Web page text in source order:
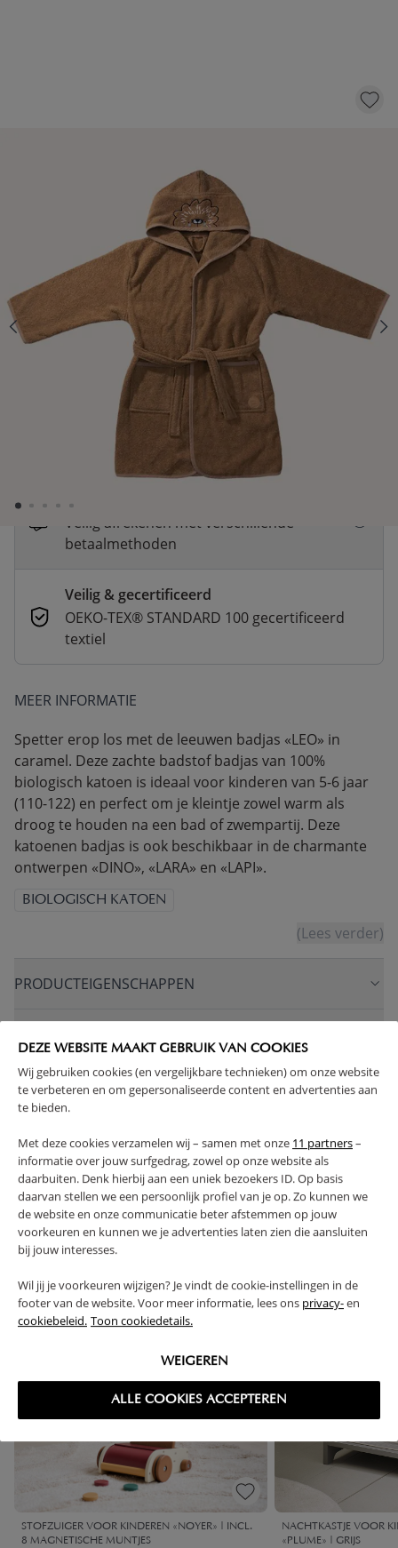
DEZE WEBSITE MAAKT GEBRUIK VAN COOKIES
Wij gebruiken cookies (en vergelijkbare technieken) om onze website
te verbeteren en om gepersonaliseerde content en advertenties aan
te bieden.
Met deze cookies verzamelen wij – samen met onze 11 partners–
informatie over jouw surfgedrag, zowel op onze website als
daarbuiten. Denk hierbij aan een uniek bezoekers ID. Op basis
daarvan stellen we een persoonlijk profiel van je op. Zo kunnen we
de website en onze communicatie beter afstemmen op jouw
voorkeuren en kunnen we je advertenties laten zien die aansluiten
bij jouw interesses.
Wil jij je voorkeuren wijzigen? Je vindt de cookie-instellingen in de
footer van de website. Voor meer informatie, lees ons privacy-en
cookiebeleid. Toon cookiedetails.
WEIGEREN
ALLE COOKIES ACCEPTEREN
Aantal KLIK EN BESTEL
Op voorraad
Snelle levering
Voor 23:00 besteld, dezelfde dag
verzonden
Betaal nu of in 3 delen
Veilig afrekenen met verschillende
betaalmethoden
Veilig & gecertificeerd
OEKO-TEX® STANDARD 100 gecertificeerd
textiel
MEER INFORMATIE
Spetter erop los met de leeuwen badjas «LEO» in
caramel. Deze zachte badstof badjas van 100%
biologisch katoen is ideaal voor kinderen van 5-6 jaar
(110-122) en perfect om je kleintje zowel warm als
droog te houden na een bad of zwempartij. Deze
katoenen badjas is ook beschikbaar in de charmante
ontwerpen «DINO», «LARA» en «LAPI».
BIOLOGISCH KATOEN
(Lees verder)
PRODUCTEIGENSCHAPPEN
RETOUREN
High-contrast mode
VAAK SAMEN GEKOCHT
STOFZUIGER VOOR KINDEREN «NOYER» | INCL.
8 MAGNETISCHE MUNTJES
NACHTKASTJE VOOR
«PLUME» | GRIJS